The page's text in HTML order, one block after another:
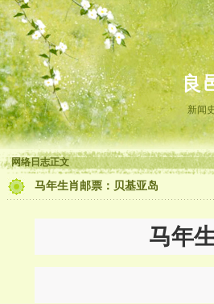
良
新闻
网络日志正文
马年生肖邮票：贝基亚岛
马年